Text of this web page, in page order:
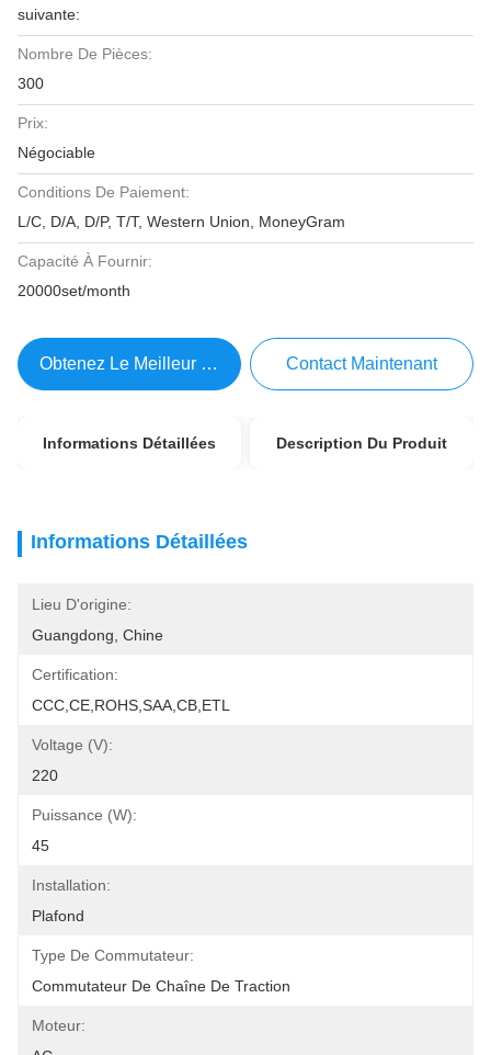
suivante:
Nombre De Pièces:
300
Prix:
Négociable
Conditions De Paiement:
L/C, D/A, D/P, T/T, Western Union, MoneyGram
Capacité À Fournir:
20000set/month
Obtenez Le Meilleur Prix Contact Maintenant
Informations Détaillées Description Du Produit
Informations Détaillées
Lieu D'origine:
Guangdong, Chine
Certification:
CCC,CE,ROHS,SAA,CB,ETL
Voltage (V):
220
Puissance (W):
45
Installation:
Plafond
Type De Commutateur:
Commutateur De Chaîne De Traction
Moteur: